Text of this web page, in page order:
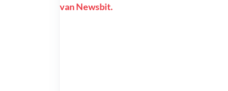
van Newsbit.